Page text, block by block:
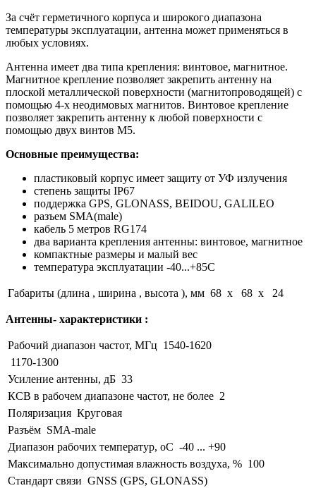
За счёт герметичного корпуса и широкого диапазона
температуры эксплуатации, антенна может применяться в
любых условиях.
Антенна имеет два типа крепления: винтовое, магнитное.
Магнитное крепление позволяет закрепить антенну на
плоской металлической поверхности (магнитопроводящей) с
помощью 4-х неодимовых магнитов. Винтовое крепление
позволяет закрепить антенну к любой поверхности с
помощью двух винтов М5.
Основные преимущества:
пластиковый корпус имеет защиту от УФ излучения
степень защиты IP67
поддержка GPS, GLONASS, BEIDOU, GALILEO
разъем SMA(male)
кабель 5 метров RG174
два варианта крепления антенны: винтовое, магнитное
компактные размеры и малый вес
температура эксплуатации -40...+85С
Габариты (длина , ширина , высота ), мм 68 x 68 x 24
Антенны- характеристики :
Рабочий диапазон частот, МГц 1540-1620
1170-1300
Усиление антенны, дБ 33
КСВ в рабочем диапазоне частот, не более 2
Поляризация Круговая
Разъём SMA-male
Диапазон рабочих температур, оС -40 ... +90
Максимально допустимая влажность воздуха, % 100
Стандарт связи GNSS (GPS, GLONASS)